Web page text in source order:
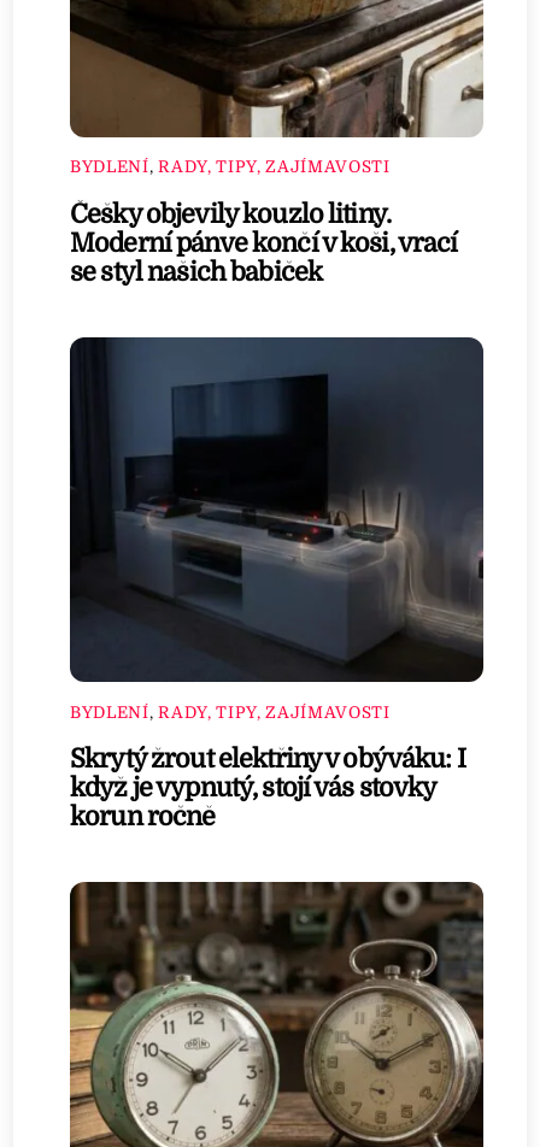
BYDLENÍ,RADY, TIPY, ZAJÍMAVOSTI
Češky objevily kouzlo litiny.
Moderní pánve končí v koši, vrací
se styl našich babiček
BYDLENÍ,RADY, TIPY, ZAJÍMAVOSTI
Skrytý žrout elektřiny v obýváku: I
když je vypnutý, stojí vás stovky
korun ročně